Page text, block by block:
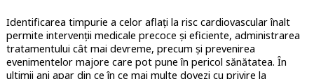
Identificarea timpurie a celor aflați la risc cardiovascular înalt
permite intervenții medicale precoce și eficiente, administrarea
tratamentului cât mai devreme, precum și prevenirea
evenimentelor majore care pot pune în pericol sănătatea. În
ultimii ani apar din ce în ce mai multe dovezi cu privire la